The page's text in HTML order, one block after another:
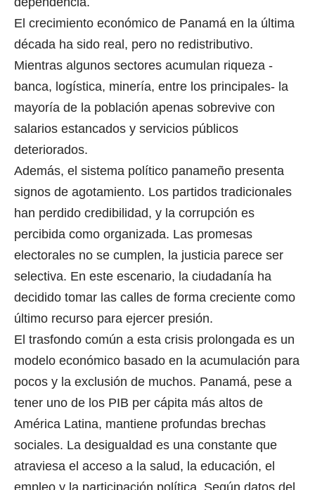
El crecimiento económico de Panamá en la última
década ha sido real, pero no redistributivo.
Mientras algunos sectores acumulan riqueza -
banca, logística, minería, entre los principales- la
mayoría de la población apenas sobrevive con
salarios estancados y servicios públicos
deteriorados.
Además, el sistema político panameño presenta
signos de agotamiento. Los partidos tradicionales
han perdido credibilidad, y la corrupción es
percibida como organizada. Las promesas
electorales no se cumplen, la justicia parece ser
selectiva. En este escenario, la ciudadanía ha
decidido tomar las calles de forma creciente como
último recurso para ejercer presión.
El trasfondo común a esta crisis prolongada es un
modelo económico basado en la acumulación para
pocos y la exclusión de muchos. Panamá, pese a
tener uno de los PIB per cápita más altos de
América Latina, mantiene profundas brechas
sociales. La desigualdad es una constante que
atraviesa el acceso a la salud, la educación, el